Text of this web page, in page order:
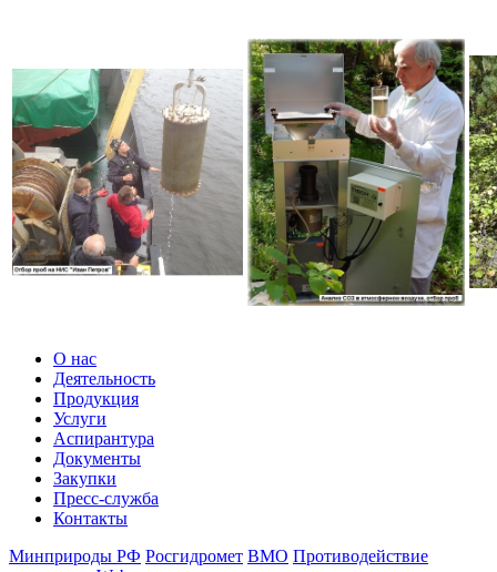
О нас
Деятельность
Продукция
Услуги
Аспирантура
Документы
Закупки
Пресс-служба
Контакты
Минприроды РФ Росгидромет ВМО Противодействие